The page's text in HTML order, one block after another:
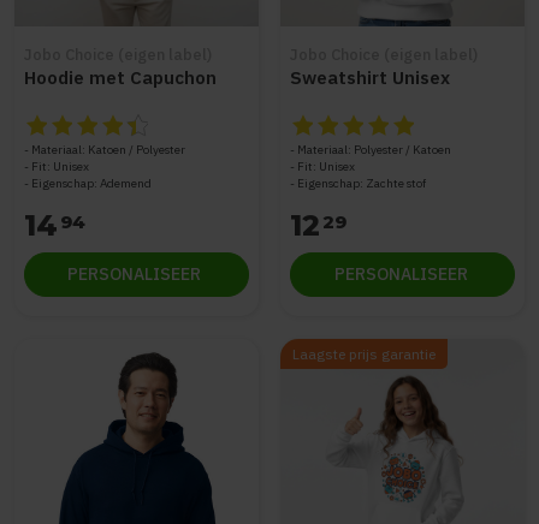
Hoodie met Capuchon
De beoordeling van dit product is4.55 van de 5
Materiaal: Katoen / Polyester
Fit: Unisex
Eigenschap: Ademend
14 94
PERSONALISEER
Sweatshirt Unisex
De beoordeling van dit
Materiaal: Polyester / Katoen
Fit: Unisex
Eigenschap: Zachte stof
12 29
PERSONALISEER
Laagste prijs garantie